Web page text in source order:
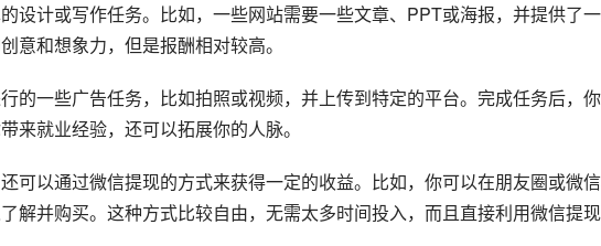
设计或写作任务。比如，一些网站需要一些文章、PPT或海报，并提供了
意和想象力，但是报酬相对较高。
的一些广告任务，比如拍照或视频，并上传到特定的平台。完成任务后，
来就业经验，还可以拓展你的人脉。
可以通过微信提现的方式来获得一定的收益。比如，你可以在朋友圈或微
解并购买。这种方式比较自由，无需太多时间投入，而且直接利用微信提现